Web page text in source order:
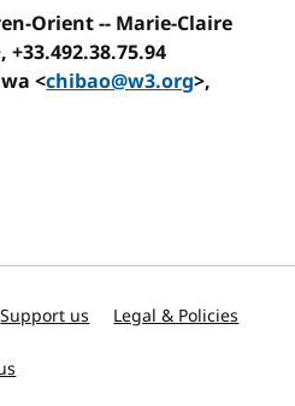
Orient-- Marie-Claire
+33.492.38.75.94
<chibao@w3.org>,
Support us Legal & Policies